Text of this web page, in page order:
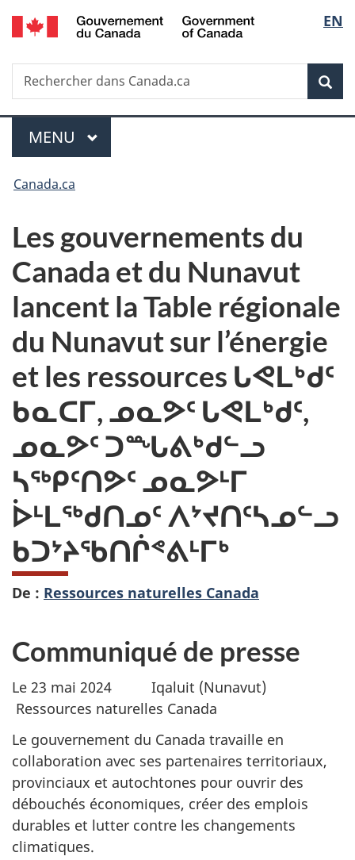
Passer
au
principal
Passer
à
Au
du
Passer
à
version
simplifiée
de
la
EN
Recherche
Rechercher
dans
Menu
MENU PRINCIPAL
Vous
ici :
Canada.ca
Les gouvernements du
Canada et du Nunavut
lancent la Table régionale
du Nunavutsur l’énergie
et les ressources ᒐᕙᒪᒃᑯᑦ
ᑲᓇᑕᒥ, ᓄᓇᕗᑦ ᒐᕙᒪᒃᑯᑦ,
ᓄᓇᕗᑦ ᑐᙵᕕᒃᑯᓪᓗ
ᓴᖅᑭᑦᑎᕗᑦ ᓄᓇᕗᒻᒥ
ᐆᒻᒪᖅᑯᑎᓄᑦ ᐱᔾᔪᑎᑦᓴᓄᓪᓗ
ᑲᑐᔾᔨᖃᑎᒌᕝᕕᒻᒥᒃ
De : Ressources naturelles Canada
Communiqué de presse
Le 23 mai 2024 Iqaluit (Nunavut)
Ressources naturelles Canada
Le gouvernement du Canada travaille en
collaboration avec ses partenaires territoriaux,
provinciaux et autochtones pour ouvrir des
débouchés économiques, créer des emplois
durables et lutter contre les changements
climatiques.